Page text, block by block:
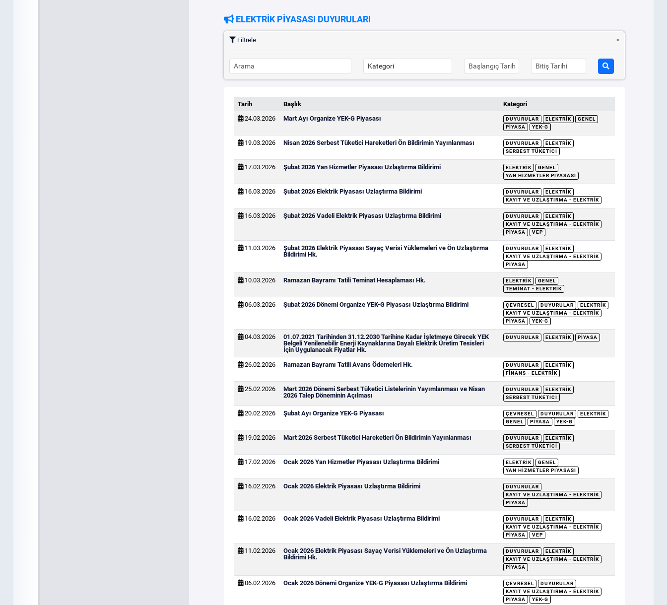
ELEKTRİK PİYASASI DUYURULARI
Filtrele
Tarih Başlık
Kategori
24.03.2026
Mart Ayı Organize YEK-G Piyasası DUYURULAR ELEKTRIK
GENEL
PIYASA
YEK-G
19.03.2026 Nisan 2026 Serbest Tüketici Hareketleri Ön Bildirimin Yayınlanması DUYURULAR
ELEKTRIK
SERBEST TÜKETICI
17.03.2026 Şubat 2026 Yan Hizmetler Piyasası Uzlaştırma Bildirimi ELEKTRIK
GENEL
YAN HIZMETLER PIYASASI
16.03.2026 Şubat 2026 Elektrik Piyasası Uzlaştırma Bildirimi DUYURULAR
ELEKTRIK
KAYIT VE UZLAŞTIRMA - ELEKTRIK
16.03.2026 Şubat 2026 Vadeli Elektrik Piyasası Uzlaştırma Bildirimi DUYURULAR
ELEKTRIK
KAYIT VE UZLAŞTIRMA - ELEKTRIK
PIYASA
VEP
11.03.2026
Şubat 2026 Elektrik Piyasası Sayaç Verisi Yüklemeleri ve Ön Uzlaştırma
Bildirimi Hk.
DUYURULAR
ELEKTRIK
KAYIT VE UZLAŞTIRMA - ELEKTRIK
PIYASA
10.03.2026 Ramazan Bayramı Tatili Teminat Hesaplaması Hk. ELEKTRIK
GENEL
TEMINAT - ELEKTRIK
06.03.2026 Şubat 2026 Dönemi Organize YEK-G Piyasası Uzlaştırma Bildirimi ÇEVRESEL DUYURULAR
ELEKTRIK
KAYIT VE UZLAŞTIRMA - ELEKTRIK
PIYASA
YEK-G
04.03.2026
01.07.2021 Tarihinden 31.12.2030 Tarihine Kadar İşletmeye Girecek YEK
Belgeli Yenilenebilir Enerji Kaynaklarına Dayalı Elektrik Üretim Tesisleri
İçin Uygulanacak Fiyatlar Hk.
DUYURULAR ELEKTRIK PIYASA
26.02.2026 Ramazan Bayramı Tatili Avans Ödemeleri Hk. DUYURULAR
ELEKTRIK
FINANS - ELEKTRIK
25.02.2026
Mart 2026 Dönemi Serbest Tüketici Listelerinin Yayımlanması ve Nisan
2026 Talep Döneminin Açılması
DUYURULAR
ELEKTRIK
SERBEST TÜKETICI
20.02.2026 Şubat Ayı Organize YEK-G Piyasası ÇEVRESEL DUYURULAR
ELEKTRIK
GENEL
PIYASA YEK-G
19.02.2026 Mart 2026 Serbest Tüketici Hareketleri Ön Bildirimin Yayınlanması DUYURULAR
ELEKTRIK
SERBEST TÜKETICI
17.02.2026 Ocak 2026 Yan Hizmetler Piyasası Uzlaştırma Bildirimi ELEKTRIK
GENEL
YAN HIZMETLER PIYASASI
16.02.2026 Ocak 2026 Elektrik Piyasası Uzlaştırma Bildirimi
DUYURULAR
KAYIT VE UZLAŞTIRMA - ELEKTRIK
PIYASA
16.02.2026 Ocak 2026 Vadeli Elektrik Piyasası Uzlaştırma Bildirimi DUYURULAR
ELEKTRIK
KAYIT VE UZLAŞTIRMA - ELEKTRIK
PIYASA
VEP
11.02.2026
Ocak 2026 Elektrik Piyasası Sayaç Verisi Yüklemeleri ve Ön Uzlaştırma
Bildirimi Hk.
DUYURULAR
ELEKTRIK
KAYIT VE UZLAŞTIRMA - ELEKTRIK
PIYASA
06.02.2026 Ocak 2026 Dönemi Organize YEK-G Piyasası Uzlaştırma Bildirimi ÇEVRESEL
DUYURULAR
KAYIT VE UZLAŞTIRMA - ELEKTRIK
PIYASA
YEK-G